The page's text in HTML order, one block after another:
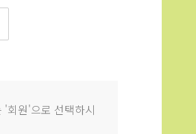
'회원'으로 선택하시